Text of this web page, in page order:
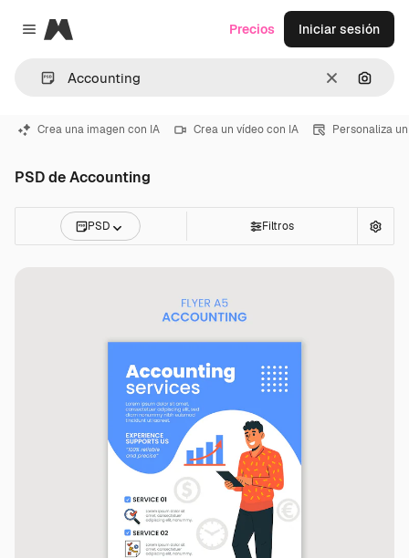
Close menu
Magnific
Borrar
Precios Iniciar sesión
Crea una imagen con IA Crea un vídeo con IA Personaliza
PSD de Accounting
PSD Filtros